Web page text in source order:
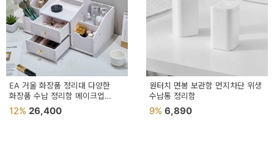
EA 거울 화장품 정리대 다양한
화장품 수납 정리함 메이크업
화장대 수납함
12% 26,400
원터치 면봉 보관함 먼지차단 위생
수납통 정리함
9% 6,890